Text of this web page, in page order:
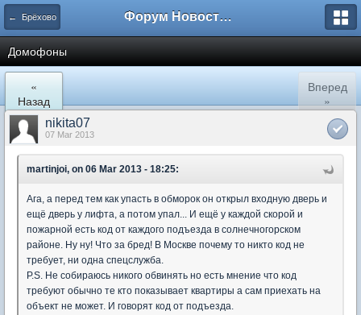
← Брёхово Форум Новостройки
Домофоны
«
Назад
Вперед
»
nikita07
07 Mar 2013
martinjoi, on 06 Mar 2013 - 18:25:
Ага, а перед тем как упасть в обморок он открыл входную дверь и
ещё дверь у лифта, а потом упал... И ещё у каждой скорой и
пожарной есть код от каждого подъезда в солнечногорском
районе. Ну ну! Что за бред! В Москве почему то никто код не
требует, ни одна спецслужба.
P.S. Не собираюсь никого обвинять но есть мнение что код
требуют обычно те кто показывает квартиры а сам приехать на
объект не может. И говорят код от подъезда.